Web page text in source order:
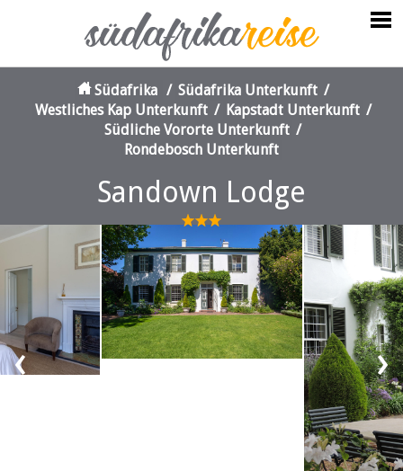
Südafrika / Südafrika Unterkunft /
Westliches Kap Unterkunft / Kapstadt Unterkunft /
Südliche Vororte Unterkunft /
Rondebosch Unterkunft
Sandown Lodge
‹ ›